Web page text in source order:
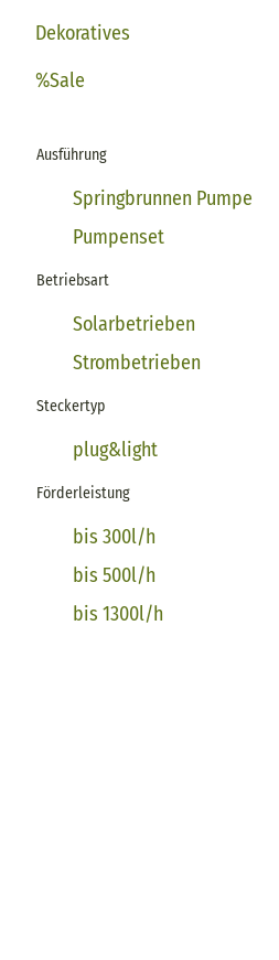
Dekoratives
%Sale
Ausführung
Springbrunnen Pumpe
Pumpenset
Betriebsart
Solarbetrieben
Strombetrieben
Steckertyp
plug&light
Förderleistung
bis 300l/h
bis 500l/h
bis 1300l/h